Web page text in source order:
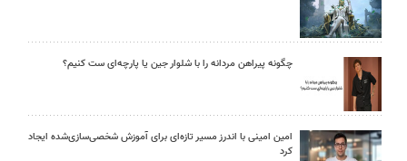
چگونه پیراهن مردانه را با شلوار جین یا پارچه‌ای ست کنیم؟
امین امینی با اندرز مسیر تازه‌ای برای آموزش شخصی‌سازی‌شده ایجاد
کرد